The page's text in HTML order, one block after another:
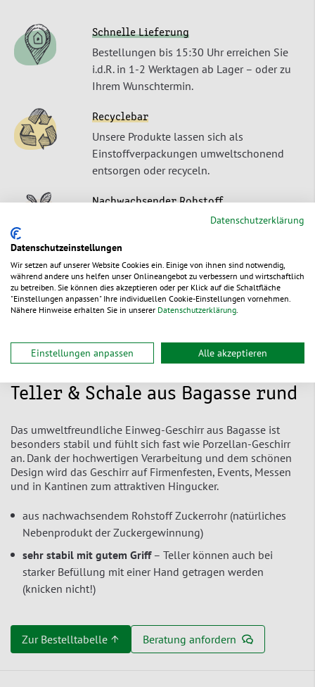
Schnelle Lieferung
Bestellungen bis 15:30 Uhr erreichen Sie
i.d.R. in 1-2 Werktagen ab Lager – oder zu
Ihrem Wunschtermin.
Recyclebar
Unsere Produkte lassen sich als
Einstoffverpackungen umweltschonend
entsorgen oder recyceln.
Nachwachsender Rohstoff
Unser Produkte sind aus einem
gefertigt.
Produktbeschreibung
Teller & Schale aus Bagasse rund
Das umweltfreundliche Einweg-Geschirr aus Bagasse ist
besonders stabil und fühlt sich fast wie Porzellan-Geschirr
an. Dank der hochwertigen Verarbeitung und dem schönen
Design wird das Geschirr auf Firmenfesten, Events, Messen
und in Kantinen zum attraktiven Hingucker.
aus nachwachsendem Rohstoff Zuckerrohr (natürliches
Nebenprodukt der Zuckergewinnung)
sehr stabil mit gutem Griff– Teller können auch bei
starker Befüllung mit einer Hand getragen werden
(knicken nicht!)
Zur Bestelltabelle ↑ Beratung anfordern
Datenschutzerklärung
Datenschutzeinstellungen
Wir setzen auf unserer Website Cookies ein. Einige von ihnen sind notwendig,
während andere uns helfen unser Onlineangebot zu verbessern und wirtschaftlich
zu betreiben. Sie können dies akzeptieren oder per Klick auf die Schaltfläche
"Einstellungen anpassen" Ihre individuellen Cookie-Einstellungen vornehmen.
Nähere Hinweise erhalten Sie in unserer Datenschutzerklärung
Einstellungen anpassen Alle akzeptieren